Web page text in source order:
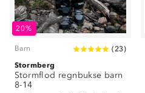
20%
Barn (23)
Stormberg
Stormflod regnbukse barn
8-14